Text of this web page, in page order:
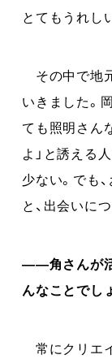
とてもうれし
その中で地
いきました。
ても照明さん
よ」と誘える
少ない。でも
と、出会いに
――角さんが
んなことでし
常にクリエ